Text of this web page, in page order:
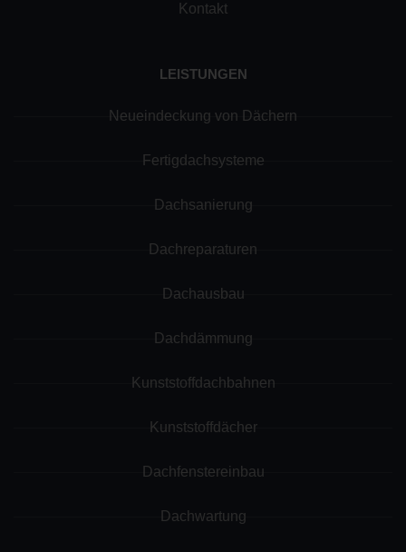
Kontakt
LEISTUNGEN
Neueindeckung von Dächern
Fertigdachsysteme
Dachsanierung
Dachreparaturen
Dachausbau
Dachdämmung
Kunststoffdachbahnen
Kunststoffdächer
Dachfenstereinbau
Dachwartung